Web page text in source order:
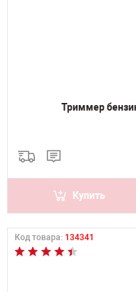
Триммер
Купить
Код товара: 134341